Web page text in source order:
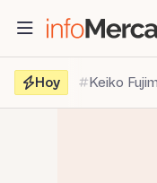
contenido
Hoy
Keiko